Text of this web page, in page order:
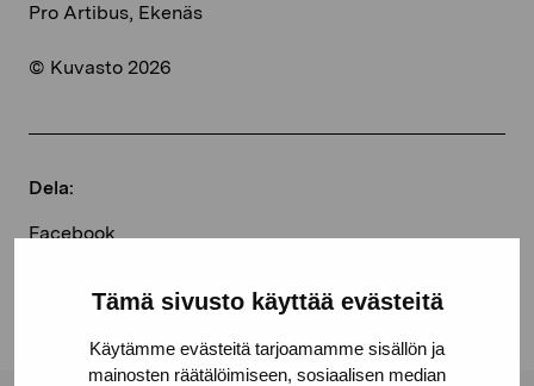
Tämä sivusto käyttää evästeitä
Käytämme evästeitä tarjoamamme sisällön ja
mainosten räätälöimiseen, sosiaalisen median
Pro Artibus, Ekenäs
© Kuvasto 2026
Dela:
Facebook